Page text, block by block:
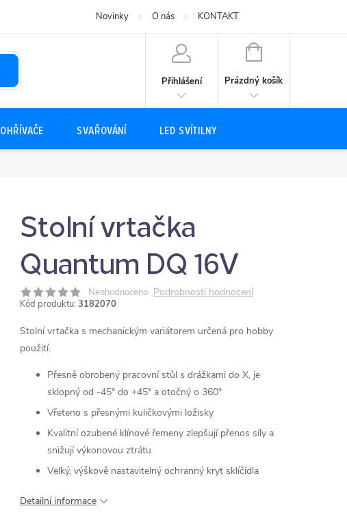
Novinky O nás KONTAKT
Přihlášení
NÁKUPNÍ
Prázdný košík
OHŘÍVAČE SVAŘOVÁNÍ LED SVÍTILNY
Stolní vrtačka
Quantum DQ 16V
Neohodnoceno Podrobnosti hodnocení
Kód produktu: 3182070
Stolní vrtačka s mechanickým variátorem určená pro hobby
použití.
Přesně obrobený pracovní stůl s drážkami do X, je
sklopný od -45° do +45° a otočný o 360°
Vřeteno s přesnými kuličkovými ložisky
Kvalitní ozubené klínové řemeny zlepšují přenos síly a
snižují výkonovou ztrátu
Velký, výškově nastavitelný ochranný kryt sklíčidla
Detailní informace